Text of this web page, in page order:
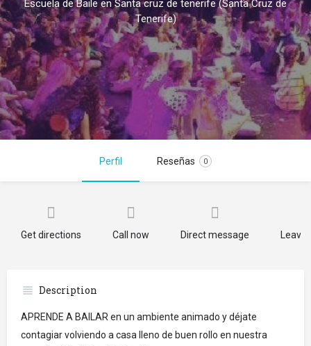
Escuela de Baile en Santa cruz de tenerife (Santa Cruz de
Tenerife)
Perfil Reseñas 0
Get directions Call now Direct message
Description
APRENDE A BAILAR en un ambiente animado y déjate
contagiar volviendo a casa lleno de buen rollo en nuestra